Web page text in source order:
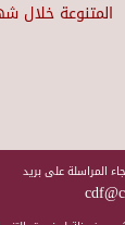
المتنوعة خلال
المراسلة على بريد